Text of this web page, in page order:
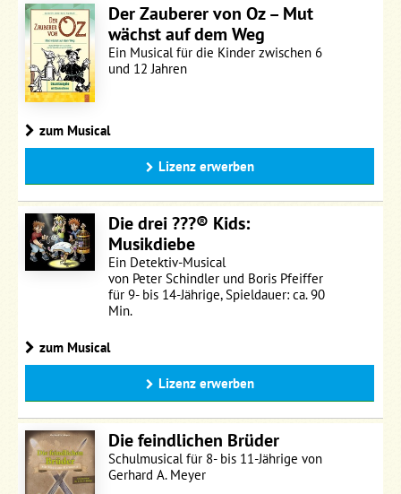
Der Zauberer von Oz – Mut
wächst auf dem Weg
Ein Musical für die Kinder zwischen 6
und 12 Jahren
zum Musical
Lizenz erwerben
Die drei ???® Kids:
Musikdiebe
Ein Detektiv-Musical
von Peter Schindler und Boris Pfeiffer
für 9- bis 14-Jährige, Spieldauer: ca. 90
Min.
zum Musical
Lizenz erwerben
Die feindlichen Brüder
Schulmusical für 8- bis 11-Jährige von
Gerhard A. Meyer